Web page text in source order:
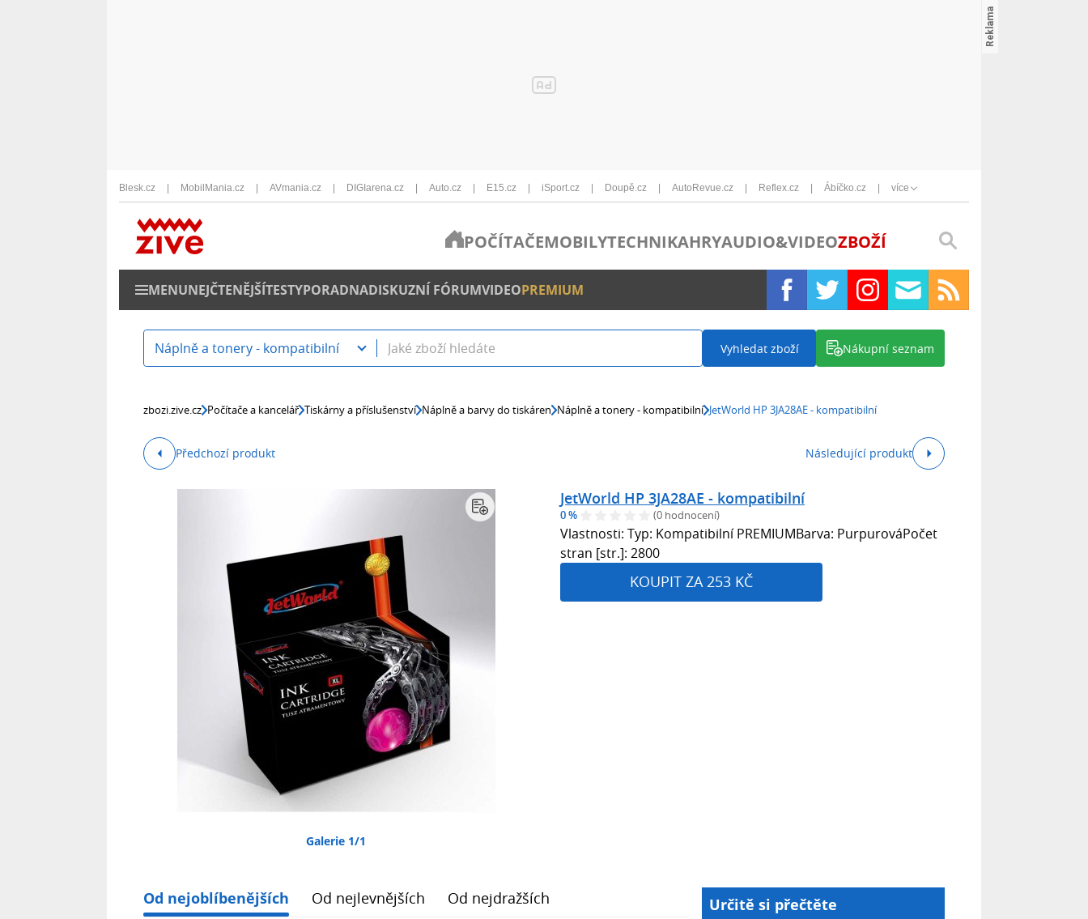
Blesk.cz MobilMania.cz AVmania.cz DIGIarena.cz Auto.cz E15.cz iSport.cz Doupě.cz AutoRevue.cz Reflex.cz Ábíčko.cz více
POČÍTAČEMOBILYTECHNIKAHRYAUDIO&VIDEOZBOŽÍ
MENUNEJČTENĚJŠÍTESTYPORADNADISKUZNÍ FÓRUMVIDEOPREMIUM
Náplně a tonery - kompatibilní Vyhledat zboží Nákupní seznam
zbozi.zive.cz Počítače a kancelář Tiskárny a příslušenství Náplně a barvy do tiskáren Náplně a tonery - kompatibilní JetWorld HP 3JA28AE - kompatibilní
Předchozí produkt Následující produkt
Galerie 1/1
JetWorld HP 3JA28AE - kompatibilní
0 % (0 hodnocení)
Vlastnosti: Typ: Kompatibilní PREMIUMBarva: PurpurováPočet
stran [str.]: 2800
KOUPIT ZA 253 KČ
Od nejoblíbenějších Od nejlevnějších Od nejdražších Určitě si přečtěte